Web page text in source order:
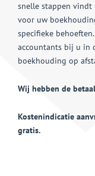
snelle stappen vindt
voor uw
specifieke
accountants bij u in
boekhouding op
Wij hebben de
Kostenindicatie
gratis.